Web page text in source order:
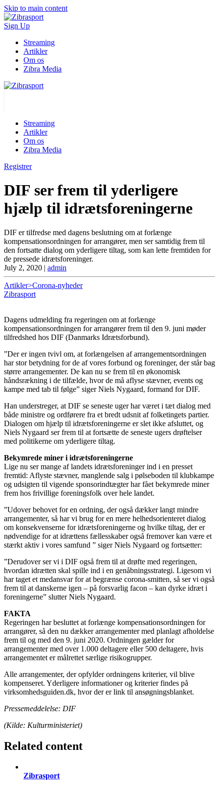
Skip to main content
Sign Up
Streaming
Artikler
Om os
Zibra Media
Streaming
Artikler
Om os
Zibra Media
Registrer
DIF ser frem til yderligere
hjælp til idrætsforeningerne
DIF er tilfredse med dagens beslutning om at forlænge
kompensationsordningen for arrangører, men ser samtidig frem til
den fortsatte dialog om yderligere tiltag, som kan lette fremtiden for
de pressede idrætsforeninger.
July 2, 2020 | admin
Artikler>Corona-nyheder
Zibrasport
Dagens udmelding fra regeringen om at forlænge
kompensationsordningen for arrangører frem til den 9. juni møder
tilfredshed hos DIF (Danmarks Idrætsforbund).
”Der er ingen tvivl om, at forlængelsen af arrangementsordningen
har stor betydning for de af vores forbund og foreninger, der står bag
større arrangementer. De kan nu se frem til en økonomisk
håndsrækning i de tilfælde, hvor de må aflyse stævner, events og
kampe med tab til følge” siger Niels Nygaard, formand for DIF.
Han understreger, at DIF se seneste uger har været i tæt dialog med
både ministre og ordførere fra et bredt udsnit af folketingets partier.
Dialogen om hjælp til idrætsforeningerne er slet ikke afsluttet, og
Niels Nygaard ser frem til at fortsætte de seneste ugers drøftelser
med politikerne om yderligere tiltag.
Bekymrede miner i idrætsforeningerne
Lige nu ser mange af landets idrætsforeninger ind i en presset
fremtid: Aflyste stævner, manglende salg i pølseboden til klubkampe
og udsigten til vigende sponsorindtægter har fået bekymrede miner
frem hos frivillige foreningsfolk over hele landet.
”Udover behovet for en ordning, der også dækker langt mindre
arrangementer, så har vi brug for en mere helhedsorienteret dialog
om konsekvenserne for idrætsforeningerne og hvilke tiltag, der er
nødvendige for at idrættens fællesskaber også fremover kan være et
stærkt aktiv i vores samfund ” siger Niels Nygaard og fortsætter:
”Derudover ser vi i DIF også frem til at drøfte med regeringen,
hvordan idrætten skal spille ind i en genåbningsstrategi. Ligesom vi
har taget et medansvar for at begrænse corona-smitten, så ser vi også
frem til at danskerne igen – på forsvarlig facon – kan dyrke idræt i
foreningerne” slutter Niels Nygaard.
FAKTA
Regeringen har besluttet at forlænge kompensationsordningen for
arrangører, så den nu dækker arrangementer med planlagt afholdelse
frem til og med den 9. juni 2020. Ordningen gælder for
arrangementer med over 1.000 deltagere eller 500 deltagere, hvis
arrangementet er målrettet særlige risikogrupper.
Alle arrangementer, der opfylder ordningens kriterier, vil blive
kompenseret. Yderligere informationer og kriterier findes på
virksomhedsguiden.dk, hvor der er link til ansøgningsblanket.
Pressemeddelelse: DIF
(Kilde: Kulturministeriet)
Related content
Zibrasport